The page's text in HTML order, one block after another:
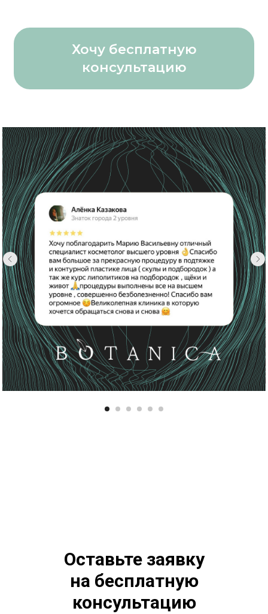
Хочу бесплатную
консультацию
Оставьте заявку
на бесплатную
консультацию